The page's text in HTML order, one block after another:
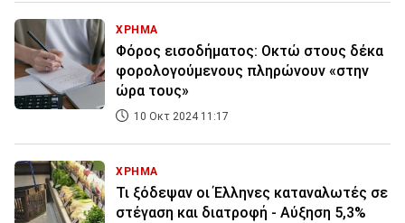
ΧΡΗΜΑ
Φόρος εισοδήματος: Οκτώ στους δέκα
φορολογούμενους πληρώνουν «στην
ώρα τους»
10 Οκτ 2024 11:17
ΧΡΗΜΑ
Τι ξόδεψαν οι Έλληνες καταναλωτές σε
στέγαση και διατροφή - Αύξηση 5,3%